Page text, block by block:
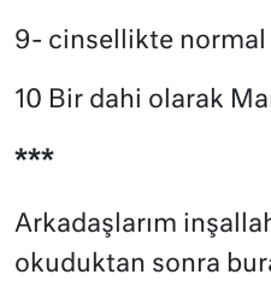
9- cinsellikte normal
10 Bir dahi olarak
***
Arkadaşlarım
okuduktan sonra